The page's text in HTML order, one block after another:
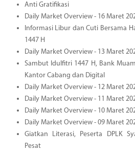
Anti Gratifikasi
Daily Market Overview - 16 Maret
Informasi Libur dan Cuti Bersama
1447 H
Daily Market Overview - 13 Maret
Sambut Idulfitri 1447 H, Bank
Kantor Cabang dan Digital
Daily Market Overview - 12 Maret
Daily Market Overview - 11 Maret
Daily Market Overview - 10 Maret
Daily Market Overview - 09 Maret
Giatkan Literasi, Peserta DPLK
Pesat